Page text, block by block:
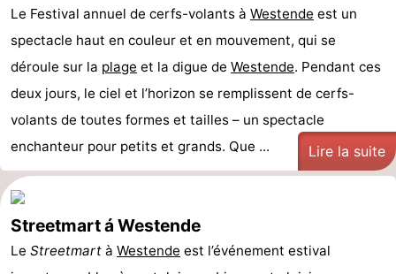
Le Festival annuel de cerfs-volants à Westende est un
spectacle haut en couleur et en mouvement, qui se
déroule sur la plage et la digue de Westende. Pendant ces
deux jours, le ciel et l’horizon se remplissent de cerfs-
volants de toutes formes et tailles – un spectacle
enchanteur pour petits et grands. Que ...
Lire la suite
Streetmart á Westende
Le Streetmart à Westende est l’événement estival